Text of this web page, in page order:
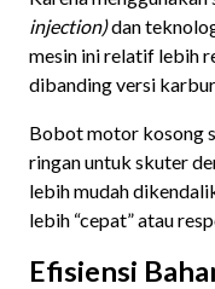
injection)dan
mesin ini relatif lebih
dibanding versi
Bobot motor kosong
ringan untuk skuter
lebih mudah
lebih “cepat” atau
Efisiensi